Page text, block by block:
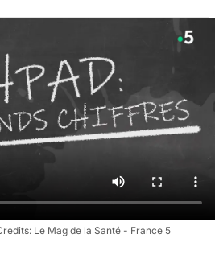
Le Mag de la Santé - France 5